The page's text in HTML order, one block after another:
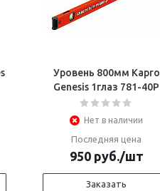
Уровень 800мм Kapro
Genesis 1глаз 781-40Р
Нет в наличии
Последняя цена
950руб./шт
Заказать